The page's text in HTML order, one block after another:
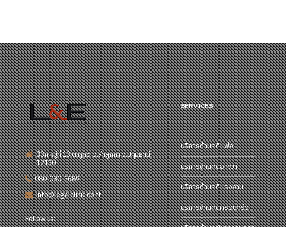
33ก หมู่ที่ 13 ต.คูคต อ.ลำลูกกา จ.ปทุมธานี
12130
080-030-3689
info@legalclinic.co.th
Follow us:
SERVICES
บริการด้านคดีแพ่ง
บริการด้านคดีอาญา
บริการด้านคดีแรงงาน
บริการด้านคดีครอบครัว